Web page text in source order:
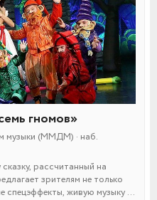
гномов»
музыки (ММДМ) · наб.
рассчитанный на
зрителям не только
спецэффекты, живую музыку и